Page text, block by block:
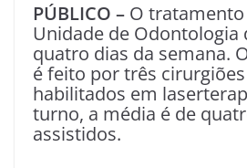
PÚBLICO – O
Unidade de Odontologia
quatro dias da semana.
é feito por três
habilitados em
turno, a média é de
assistidos.